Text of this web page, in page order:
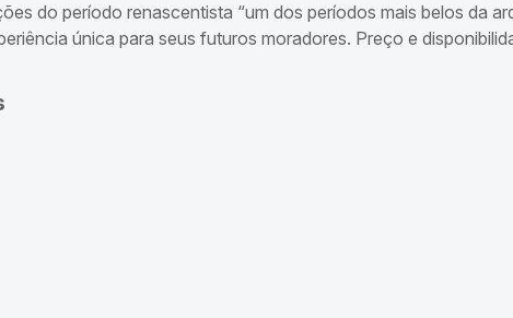
do período renascentista “um dos períodos mais belos da
única para seus futuros moradores. Preço e